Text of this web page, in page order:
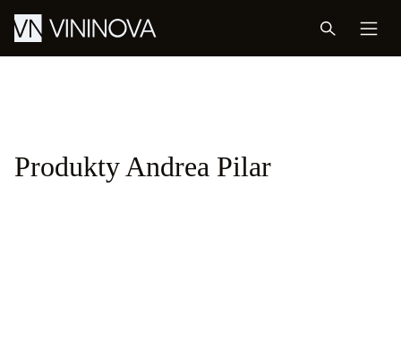
Produkty Andrea Pilar